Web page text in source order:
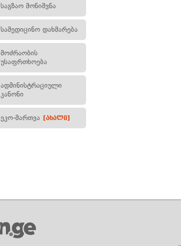
საგზაო მონიშვნა
სამედიცინო დახმარება
მოძრაობის
უსაფრთხოება
ადმინისტრაციული
კანონი
ეკო-მართვა [ახალი]